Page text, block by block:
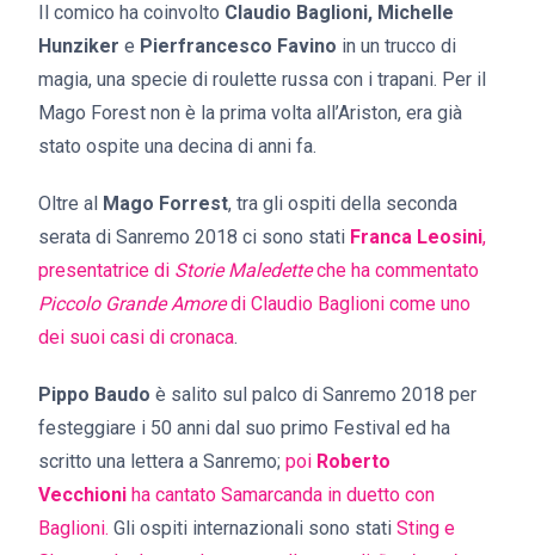
Il comico ha coinvolto Claudio Baglioni, Michelle
Hunziker e Pierfrancesco Favino in un trucco di
magia, una specie di roulette russa con i trapani. Per il
Mago Forest non è la prima volta all’Ariston, era già
stato ospite una decina di anni fa.
Oltre al Mago Forrest, tra gli ospiti della seconda
serata di Sanremo 2018 ci sono stati Franca Leosini,
presentatrice di Storie Maledetteche ha commentato
Piccolo Grande Amoredi Claudio Baglioni come uno
dei suoi casi di cronaca.
Pippo Baudo è salito sul palco di Sanremo 2018 per
festeggiare i 50 anni dal suo primo Festival ed ha
scritto una lettera a Sanremo; poi Roberto
Vecchioni ha cantato Samarcanda in duetto con
Baglioni. Gli ospiti internazionali sono stati Sting e